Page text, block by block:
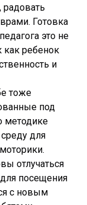
радовать
Готовка
это не
как ребенок
и
тоже
под
методике
для
отлучаться
посещения
с новым